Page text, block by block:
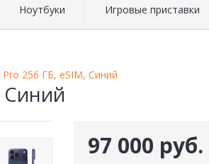
Ноутбуки Игровые приставки
256 ГБ, eSIM, Синий
Синий
97 000 руб.